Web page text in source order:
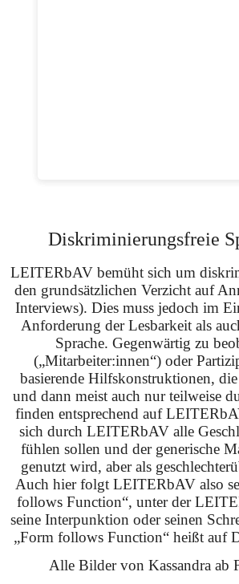
Diskriminierungsfreie
LEITERbAV bemüht sich um
den grundsätzlichen Verzicht auf
Interviews). Dies muss jedoch im
Anforderung der Lesbarkeit als
Sprache. Gegenwärtig zu
(„Mitarbeiter:innen“) oder
basierende Hilfskonstruktionen,
und dann meist auch nur teilweise
finden entsprechend auf
sich durch LEITERbAV alle
fühlen sollen und der generische
genutzt wird, aber als
Auch hier folgt LEITERbAV also
follows Function“, unter der
seine Interpunktion oder seinen
„Form follows Function“ heißt auf
Alle Bilder von Kassandra ab